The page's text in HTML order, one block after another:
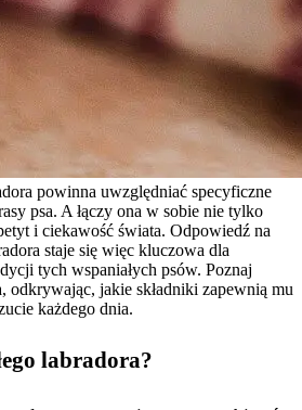
powinna uwzględniać specyficzne
psa. A łączy ona w sobie nie tylko
i ciekawość świata. Odpowiedź na
staje się więc kluczowa dla
tych wspaniałych psów. Poznaj
odkrywając, jakie składniki zapewnią mu
każdego dnia.
labradora?